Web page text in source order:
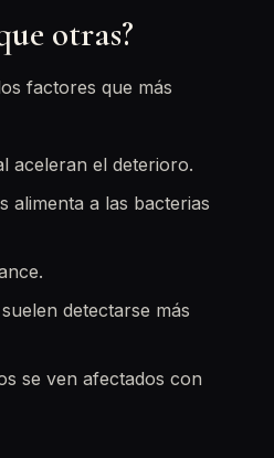
otras?
factores que más
aceleran el deterioro.
alimenta a las bacterias
detectarse más
se ven afectados con